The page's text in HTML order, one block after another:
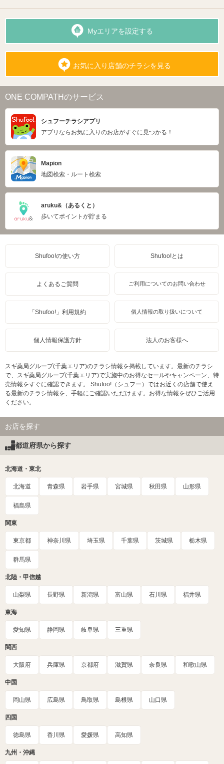
Myエリアを設定する
お気に入り店舗のチラシを見る
ONE COMPATHのサービス
シュフーチラシアプリ
アプリならお気に入りのお店がすぐに見つかる！
Mapion
地図検索・ルート検索
aruku&（あるくと）
歩いてポイントが貯まる
Shufoo!の使い方 Shufoo!とは
よくあるご質問 ご利用についてのお問い合わせ
「Shufoo!」利用規約 個人情報の取り扱いについて
個人情報保護方針 法人のお客様へ
スギ薬局グループ(千葉エリア)のチラシ情報を掲載しています。最新のチラシ
で、スギ薬局グループ(千葉エリア)で実施中のお得なセールやキャンペーン、特
売情報をすぐに確認できます。 Shufoo!（シュフー）ではお近くの店舗で使え
る最新のチラシ情報を、手軽にご確認いただけます。お得な情報をぜひご活用
ください。
お店を探す
都道府県から探す
北海道・東北
北海道 青森県 岩手県 宮城県 秋田県 山形県
福島県
関東
東京都 神奈川県 埼玉県 千葉県 茨城県 栃木県
群馬県
北陸・甲信越
山梨県 長野県 新潟県 富山県 石川県 福井県
東海
愛知県 静岡県 岐阜県 三重県
関西
大阪府 兵庫県 京都府 滋賀県 奈良県 和歌山県
中国
岡山県 広島県 鳥取県 島根県 山口県
四国
徳島県 香川県 愛媛県 高知県
九州・沖縄